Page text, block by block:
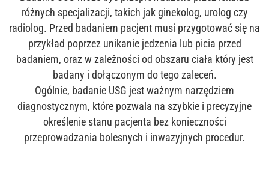
różnych specjalizacji, takich jak ginekolog, urolog czy
radiolog. Przed badaniem pacjent musi przygotować się na
przykład poprzez unikanie jedzenia lub picia przed
badaniem, oraz w zależności od obszaru ciała który jest
badany i dołączonym do tego zaleceń.
Ogólnie, badanie USG jest ważnym narzędziem
diagnostycznym, które pozwala na szybkie i precyzyjne
określenie stanu pacjenta bez konieczności
przeprowadzania bolesnych i inwazyjnych procedur.